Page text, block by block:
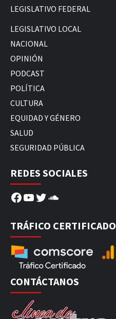
LEGISLATIVO FEDERAL
LEGISLATIVO LOCAL
NACIONAL
OPINIÓN
PODCAST
POLÍTICA
CULTURA
EQUIDAD Y GÉNERO
SALUD
SEGURIDAD PÚBLICA
REDES SOCIALES
Facebook
YouTube
Twitter
SoundCloud
TRÁFICO CERTIFICADO
CONTÁCTANOS